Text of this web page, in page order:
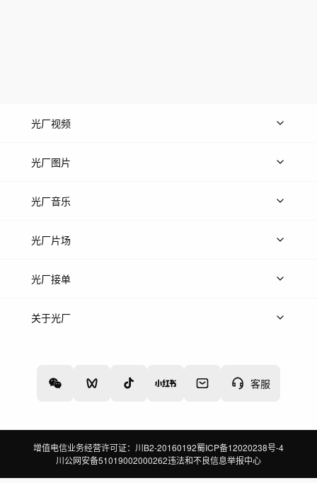
客服
光厂视频
上传视频
光厂图片
上传图片
光厂音乐
热门音乐
光厂片场
上传案例
光厂接单
上架服务
关于光厂
增值电信业务经营许可证：川B2-20160192蜀ICP备12020238号-4
川公网安备51019002000262违法和不良信息举报中心